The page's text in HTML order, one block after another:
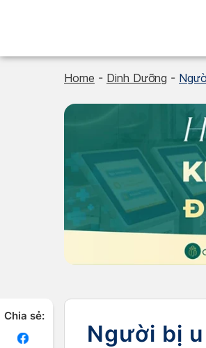
Home - Dinh Dưỡng -
Chia sẻ:
Người bị